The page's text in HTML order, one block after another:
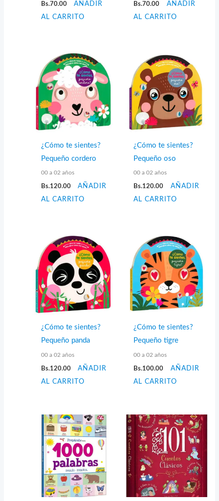
Bs.70.00
AÑADIR
AL CARRITO
Bs.70.00
AÑADIR
AL CARRITO
¿Cómo te sientes?
Pequeño cordero
00 a 02 años
Bs.120.00
AÑADIR
AL CARRITO
¿Cómo te sientes?
Pequeño oso
00 a 02 años
Bs.120.00
AÑADIR
AL CARRITO
¿Cómo te sientes?
Pequeño panda
00 a 02 años
Bs.120.00
AÑADIR
AL CARRITO
¿Cómo te sientes?
Pequeño tigre
00 a 02 años
Bs.100.00
AÑADIR
AL CARRITO